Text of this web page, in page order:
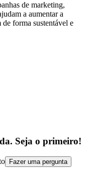
de marketing,
a aumentar a
forma sustentável e
Seja o primeiro!
Fazer uma pergunta